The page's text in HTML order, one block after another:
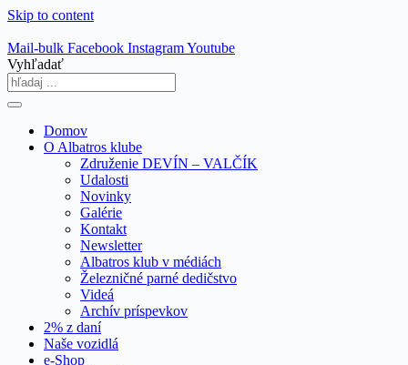
Skip to content
Mail-bulk Facebook InstagramYoutube
Vyhľadať
Domov
O Albatros klube
Združenie DEVÍN – VALČÍK
Udalosti
Novinky
Galérie
Kontakt
Newsletter
Albatros klub v médiách
Železničné parné dedičstvo
Videá
Archív príspevkov
2% z daní
Naše vozidlá
e-Shop